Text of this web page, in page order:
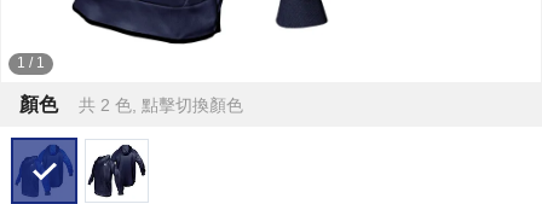
1 / 1
顏色 共 2 色, 點擊切換顏色